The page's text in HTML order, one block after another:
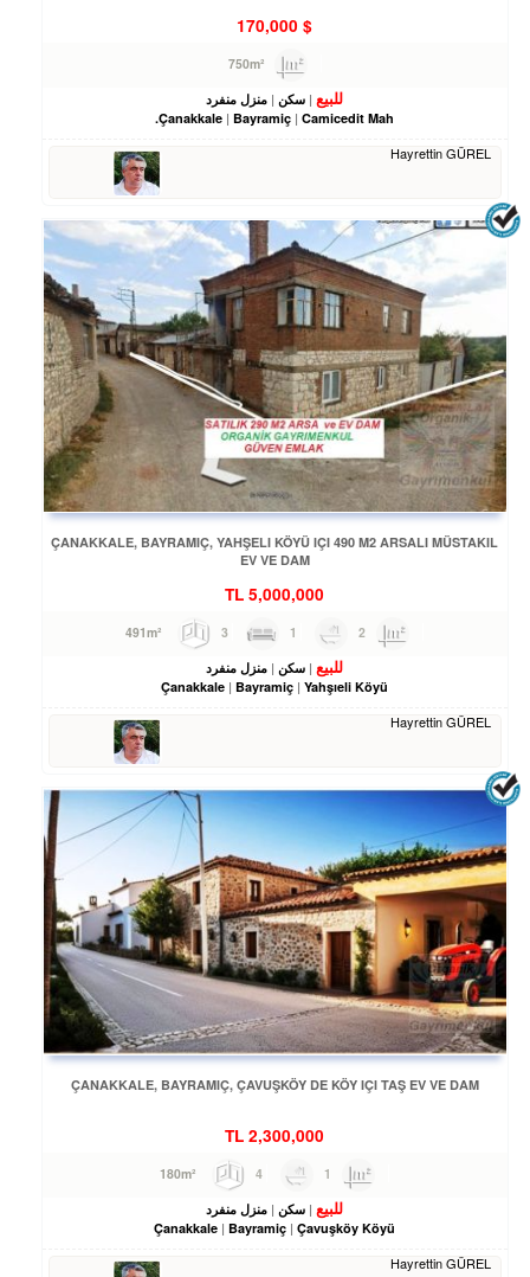
$
170,000
750m²
للبيع سكن
منزل منفرد
Çanakkale
Bayramiç Camicedit Mah.
Hayrettin GÜREL
ÇANAKKALE, BAYRAMIÇ, YAHŞELI KÖYÜ IÇI 490 M2 ARSALI MÜSTAKIL
EV VE DAM
TL 5,000,000
3 1 2
للبيع سكن
منزل منفرد
Çanakkale
Bayramiç Yahşıeli Köyü
Hayrettin GÜREL
ÇANAKKALE, BAYRAMIÇ, ÇAVUŞKÖY DE KÖY IÇI TAŞ EV VE DAM
TL 2,300,000
4 1
للبيع سكن
منزل منفرد
Çanakkale
Bayramiç Çavuşköy Köyü
Hayrettin GÜREL